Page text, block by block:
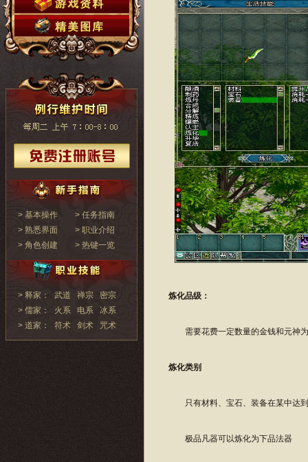
> 基本操作
> 任务指南
> 熟悉界面
> 职业介绍
> 角色创建
> 热键一览
> 释家： 武道 禅宗
密宗
> 儒家：
火系 电系
冰系
> 道家：
符术 剑术 咒术
炼化品级：
需要花费一定数量的金钱和元神为
炼化类别
只有材料、宝石、装备在某中达到
极品凡器可以炼化为下品法器